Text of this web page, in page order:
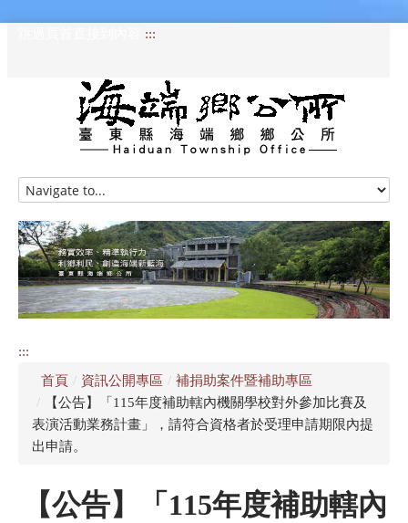
:::
HOME
訊息專區
認識海端
公所介紹
資訊公開專區
:::
首頁 / 資訊公開專區 / 補捐助案件暨補助專區
/
【公告】「115年度補助轄內機關學校對外參加比賽及
表演活動業務計畫」，請符合資格者於受理申請期限內提
出申請。
【公告】「115年度補助轄內